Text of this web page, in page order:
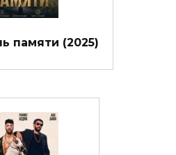
памяти (2025)